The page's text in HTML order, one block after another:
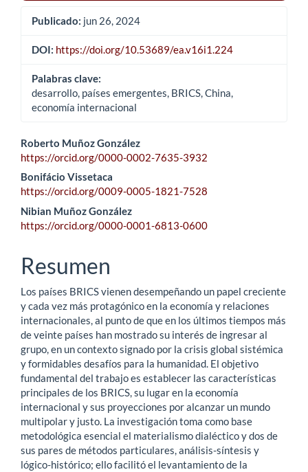
Publicado: jun 26, 2024
DOI: https://doi.org/10.53689/ea.v16i1.224
Palabras clave:
desarrollo, países emergentes, BRICS, China,
economía internacional
Contenido
principal
del
artículo
Roberto Muñoz González
https://orcid.org/0000-0002-7635-3932
Bonifácio Vissetaca
https://orcid.org/0009-0005-1821-7528
Nibian Muñoz González
https://orcid.org/0000-0001-6813-0600
Resumen
Los países BRICS vienen desempeñando un papel creciente
y cada vez más protagónico en la economía y relaciones
internacionales, al punto de que en los últimos tiempos más
de veinte países han mostrado su interés de ingresar al
grupo, en un contexto signado por la crisis global sistémica
y formidables desafíos para la humanidad. El objetivo
fundamental del trabajo es establecer las características
principales de los BRICS, su lugar en la economía
internacional y sus proyecciones por alcanzar un mundo
multipolar y justo. La investigación toma como base
metodológica esencial el materialismo dialéctico y dos de
sus pares de métodos particulares, análisis-síntesis y
lógico-histórico; ello facilitó el levantamiento de la